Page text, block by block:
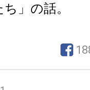
」の話。